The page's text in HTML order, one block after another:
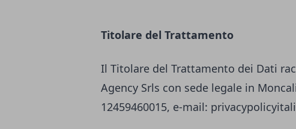
Titolare del Trattamento
Il Titolare del Trattamento dei Dati
Agency Srls con sede legale in
12459460015, e-mail: